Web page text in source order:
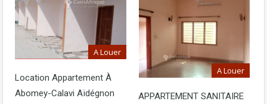
A Louer
Location Appartement À
Abomey-Calavi Aïdégnon
A Louer
APPARTEMENT SANITAIRE